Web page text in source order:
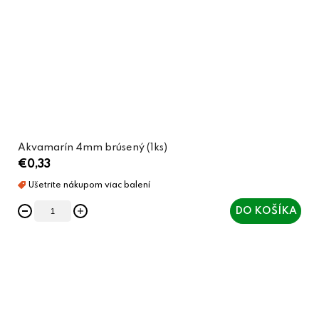
Akvamarín 4mm brúsený (1ks)
€0,33
DO KOŠÍKA